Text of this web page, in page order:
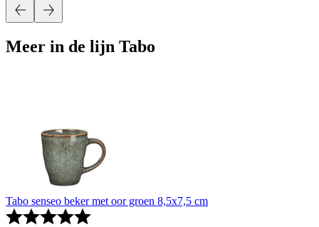
Meer in de lijn Tabo
Tabo senseo beker met oor groen 8,5x7,5 cm